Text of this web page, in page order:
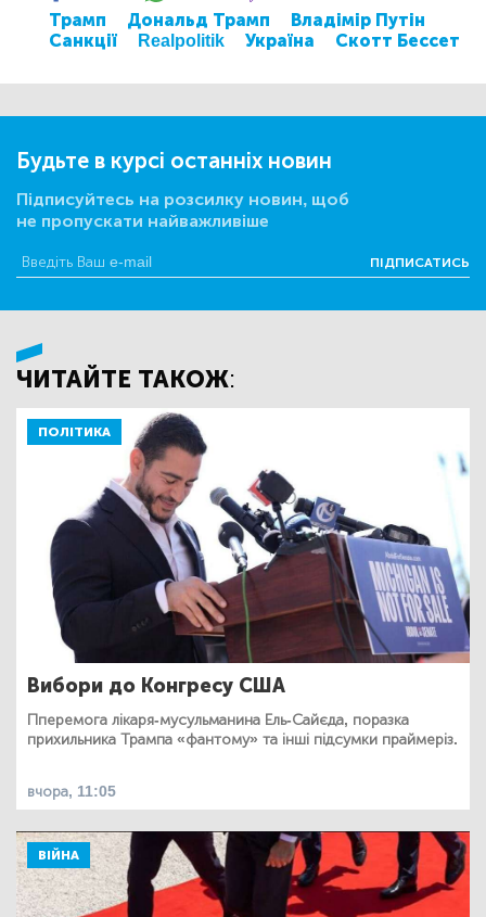
Трамп Дональд Трамп
Владімір Путін
Санкції
Realpolitik Україна Скотт Бессет
Будьте в курсі останніх новин
Підписуйтесь на розсилку новин, щоб
не пропускати найважливіше
ПІДПИСАТИСЬ
ЧИТАЙТЕ ТАКОЖ:
ПОЛІТИКА
Вибори до Конгресу США
Пперемога лікаря-мусульманина Ель-Сайєда, поразка
прихильника Трампа «фантому» та інші підсумки праймеріз.
вчора, 11:05
ВІЙНА